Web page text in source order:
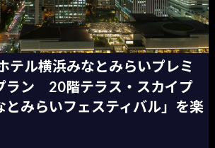
テル横浜みなとみらいプレミ
ラン 20階テラス・スカイプ
とみらいフェスティバル」を楽